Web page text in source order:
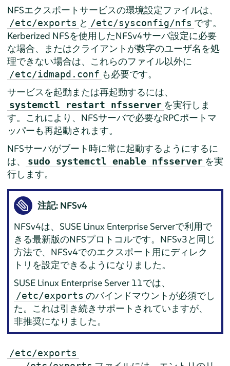
NFSエクスポートサービスの環境設定ファイルは、
/etc/exports と /etc/sysconfig/nfs です。
Kerberized NFSを使用したNFSv4サーバ設定に必要
な場合、またはクライアントが数字のユーザ名を処
理できない場合は、これらのファイル以外に
/etc/idmapd.conf も必要です。
サービスを起動または再起動するには、
systemctl restart nfsserver を実行しま
す。これにより、NFSサーバで必要なRPCポートマ
ッパーも再起動されます。
NFSサーバがブート時に常に起動するようにするに
は、
sudo systemctl enable nfsserver を実
行します。
注記: NFSv4
NFSv4は、 SUSE Linux Enterprise Serverで利用で
きる最新版のNFSプロトコルです。NFSv3と同じ
方法で、NFSv4でのエクスポート用にディレク
トリを設定できるようになりました。
SUSE Linux Enterprise Server 11では、
/etc/exports のバインドマウントが必須でし
た。これは引き続きサポートされていますが、
非推奨になりました。
/etc/exports